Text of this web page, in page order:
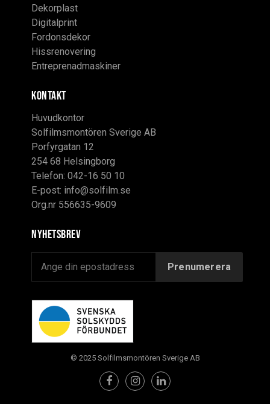
Dekorplast
Digitalprint
Fordonsdekor
Hissrenovering
Entreprenadmaskiner
KONTAKT
Huvudkontor
Solfilmsmontören Sverige AB
Porfyrgatan 12
254 68 Helsingborg
Telefon: 042-16 50 10
E-post: info@solfilm.se
Org.nr 556635-9609
Nyhetsbrev
© 2025 Solfilmsmontören Sverige AB